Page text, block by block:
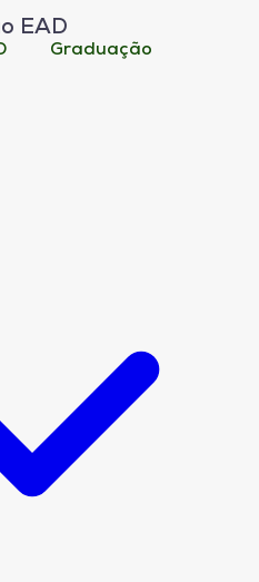
EAD
Graduação